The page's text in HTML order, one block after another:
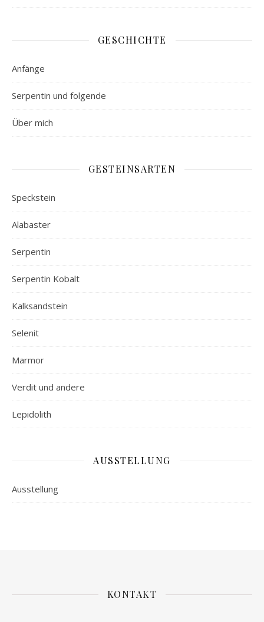
GESCHICHTE
Anfänge
Serpentin und folgende
Über mich
GESTEINSARTEN
Speckstein
Alabaster
Serpentin
Serpentin Kobalt
Kalksandstein
Selenit
Marmor
Verdit und andere
Lepidolith
AUSSTELLUNG
Ausstellung
KONTAKT